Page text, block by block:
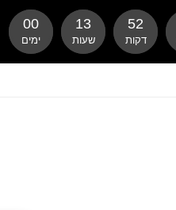
00
ימים
13
שעות
52
דקות